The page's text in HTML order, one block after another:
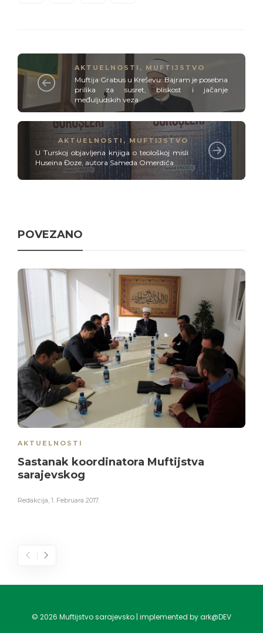
AKTUELNOSTI , MUFTIJSTVO
Muftija Grabus u Kreševu: Bajram je posebna
prilika za susret, bliskost i jačanje
međuljudskih veza
AKTUELNOSTI , MUFTIJSTVO
U Turskoj objavljena knjiga o teološkoj misli
Huseina Đoze, autora Sameda Omerdića
POVEZANO
AKTUELNOSTI
Sastanak koordinatora Muftijstva
sarajevskog
Redakcija, 1. Februara 2017.
© 2026 Muftijstvo sarajevsko | implemented by ark@DEV